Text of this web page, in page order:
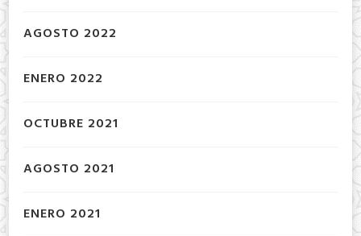
AGOSTO 2022
ENERO 2022
OCTUBRE 2021
AGOSTO 2021
ENERO 2021